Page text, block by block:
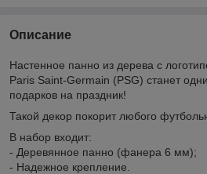
Описание
Настенное панно из дерева с
Paris Saint-Germain (PSG) станет
подарков на праздник!
Такой декор покорит любого
В набор входит:
- Деревянное панно (фанера 6 мм);
- Надежное крепление.